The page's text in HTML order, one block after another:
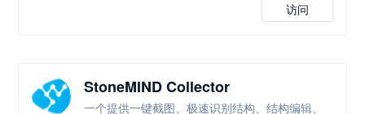
访问
StoneMIND Collector
一个提供一键截图、极速识别结构、结构编辑、